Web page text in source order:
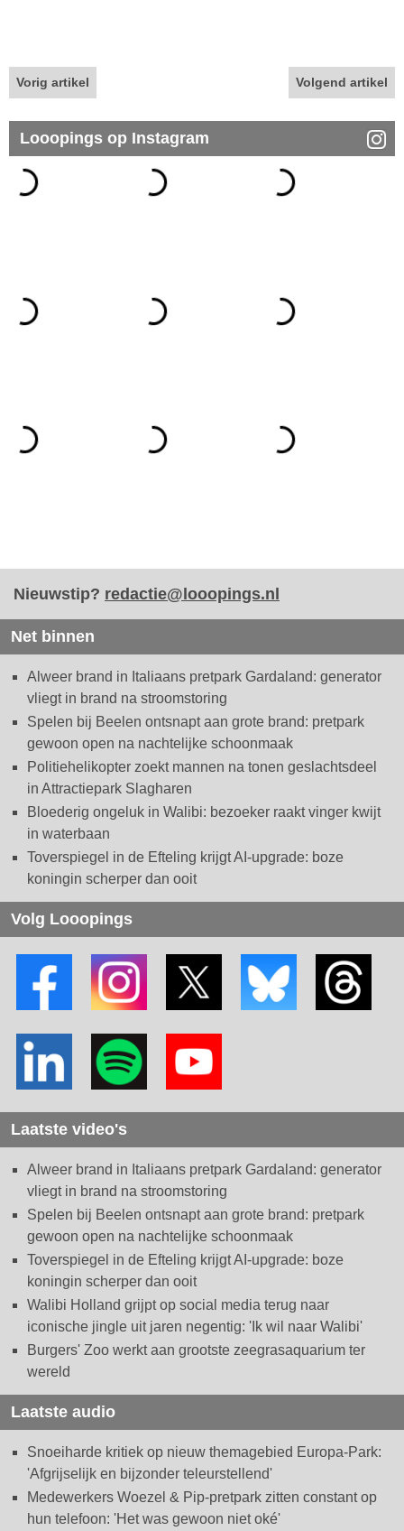
Vorig artikel Volgend artikel
Looopings op Instagram
Nieuwstip? redactie@looopings.nl
Net binnen
Alweer brand in Italiaans pretpark Gardaland: generator
vliegt in brand na stroomstoring
Spelen bij Beelen ontsnapt aan grote brand: pretpark
gewoon open na nachtelijke schoonmaak
Politiehelikopter zoekt mannen na tonen geslachtsdeel
in Attractiepark Slagharen
Bloederig ongeluk in Walibi: bezoeker raakt vinger kwijt
in waterbaan
Toverspiegel in de Efteling krijgt AI-upgrade: boze
koningin scherper dan ooit
Volg Looopings
Laatste video's
Alweer brand in Italiaans pretpark Gardaland: generator
vliegt in brand na stroomstoring
Spelen bij Beelen ontsnapt aan grote brand: pretpark
gewoon open na nachtelijke schoonmaak
Toverspiegel in de Efteling krijgt AI-upgrade: boze
koningin scherper dan ooit
Walibi Holland grijpt op social media terug naar
iconische jingle uit jaren negentig: 'Ik wil naar Walibi'
Burgers' Zoo werkt aan grootste zeegrasaquarium ter
wereld
Laatste audio
Snoeiharde kritiek op nieuw themagebied Europa-Park:
'Afgrijselijk en bijzonder teleurstellend'
Medewerkers Woezel & Pip-pretpark zitten constant op
hun telefoon: 'Het was gewoon niet oké'